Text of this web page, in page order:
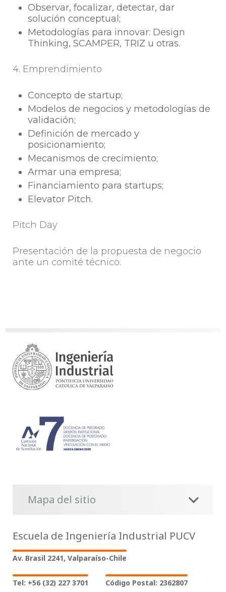
Observar, focalizar, detectar, dar
solución conceptual;
Metodologías para innovar: Design
Thinking, SCAMPER, TRIZ u otras.
4. Emprendimiento
Concepto de startup;
Modelos de negocios y metodologías de
validación;
Definición de mercado y
posicionamiento;
Mecanismos de crecimiento;
Armar una empresa;
Financiamiento para startups;
Elevator Pitch.
Pitch Day
Presentación de la propuesta de negocio
ante un comité técnico.
Mapa del sitio
Escuela de Ingeniería Industrial PUCV
Av. Brasil 2241, Valparaíso-Chile
Tel: +56 (32) 227 3701 Código Postal: 2362807